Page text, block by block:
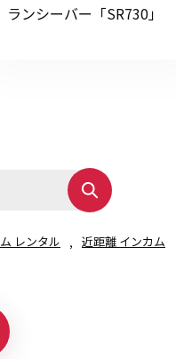
ランシーバー「SR730」
レンタル 近距離 インカム